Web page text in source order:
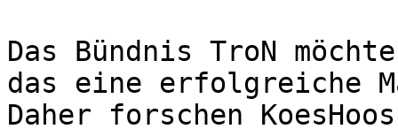
Das Bündnis TroN
das eine erfolgreiche
Daher forschen